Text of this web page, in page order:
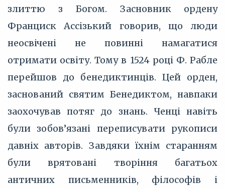
злиттю з Богом. Засновник ордену
Франциск Ассізький говорив, що люди
неосвічені не повинні намагатися
отримати освіту. Тому в 1524 році Ф. Рабле
перейшов до бенедиктинців. Цей орден,
заснований святим Бенедиктом, навпаки
заохочував потяг до знань. Ченці навіть
були зобов’язані переписувати рукописи
давніх авторів. Завдяки їхнім старанням
були врятовані творіння багатьох
античних письменників, філософів і